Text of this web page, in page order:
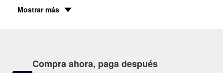
Mostrar más
Compra ahora, paga después